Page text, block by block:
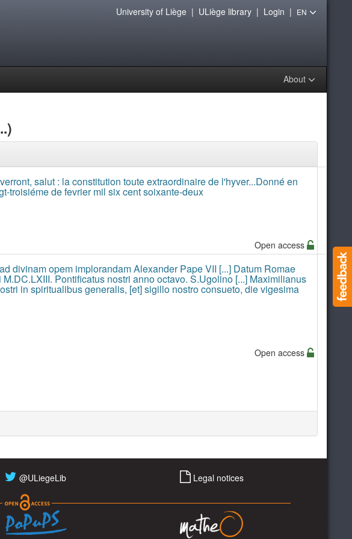
About
University of Liège| ULiège library| Login | EN
salut : la constitution toute extraordinaire de l'hyver...Donné en
troisiéme de fevrier mil six cent soixante-deux
Open access
divinam opem implorandam Alexander Pape VII [...] Datum Romae
Pontificatus nostri anno octavo. S.Ugolino [...] Maximilianus
in spiritualibus generalis, [et] sigillo nostro consueto, die vigesima
Open access
@ULiegeLib Legal notices